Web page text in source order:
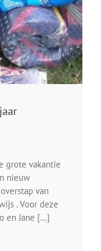
grote vakantie
nieuw
van
. Voor deze
en Jane [...]